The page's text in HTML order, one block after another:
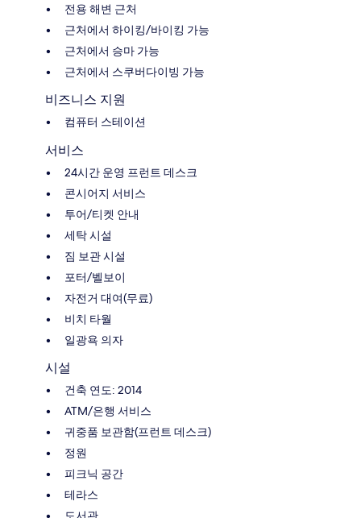
전용 해변 근처
근처에서 하이킹/바이킹 가능
근처에서 승마 가능
근처에서 스쿠버다이빙 가능
비즈니스 지원
컴퓨터 스테이션
서비스
24시간 운영 프런트 데스크
콘시어지 서비스
투어/티켓 안내
세탁 시설
짐 보관 시설
포터/벨보이
자전거 대여(무료)
비치 타월
일광욕 의자
시설
건축 연도: 2014
ATM/은행 서비스
귀중품 보관함(프런트 데스크)
정원
피크닉 공간
테라스